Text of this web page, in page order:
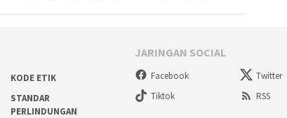
KODE ETIK
STANDAR
PERLINDUNGAN
JARINGAN SOCIAL
Facebook Twitter
Tiktok
RSS